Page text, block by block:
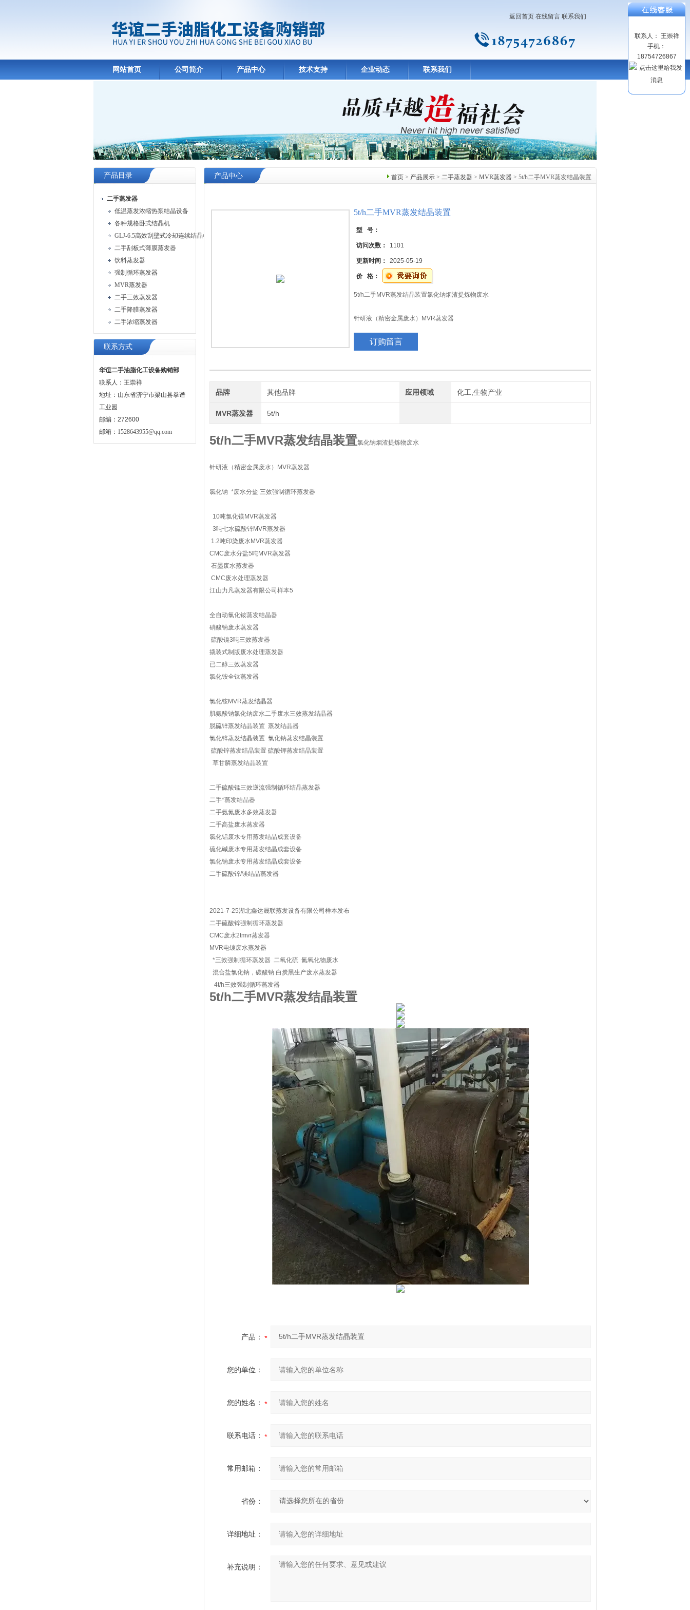
返回首页 在线留言 联系我们
网站首页 公司简介 产品中心 技术支持 企业动态 联系我们
产品目录
二手蒸发器
低温蒸发浓缩热泵结晶设备
各种规格卧式结晶机
GLJ-6.5高效刮壁式冷却连续结晶机
二手刮板式薄膜蒸发器
饮料蒸发器
强制循环蒸发器
MVR蒸发器
二手三效蒸发器
二手降膜蒸发器
二手浓缩蒸发器
联系方式
华谊二手油脂化工设备购销部
联系人：王崇祥
地址：山东省济宁市梁山县拳谱
工业园
邮编：272600
邮箱： 1528643955@qq.com
首页 > 产品展示 > 二手蒸发器 > MVR蒸发器 > 5t/h二手MVR蒸发结晶装置
产品中心
5t/h二手MVR蒸发结晶装置
型 号：
访问次数： 1101
更新时间： 2025-05-19
价 格：
5t/h二手MVR蒸发结晶装置氯化钠烟渣提炼物废水
针研液（精密金属废水）MVR蒸发器
氯化钠 *废水分盐 三效强制循环蒸发器
订购留言
品牌 其他品牌 应用领域 化工,生物产业
MVR蒸发器 5t/h
5t/h二手MVR蒸发结晶装置氯化钠烟渣提炼物废水
针研液（精密金属废水）MVR蒸发器
氯化钠 *废水分盐 三效强制循环蒸发器
10吨氯化镁MVR蒸发器
3吨七水硫酸锌MVR蒸发器
1.2吨印染废水MVR蒸发器
CMC废水分盐5吨MVR蒸发器
石墨废水蒸发器
CMC废水处理蒸发器
江山力凡蒸发器有限公司样本5
全自动氯化铵蒸发结晶器
硝酸钠废水蒸发器
硫酸镍3吨三效蒸发器
撬装式制版废水处理蒸发器
已二醇三效蒸发器
氯化铵全钛蒸发器
氯化铵MVR蒸发结晶器
肌氨酸钠氯化钠废水二手废水三效蒸发结晶器
脱硫锌蒸发结晶装置 蒸发结晶器
氯化锌蒸发结晶装置 氯化钠蒸发结晶装置
硫酸锌蒸发结晶装置 硫酸钾蒸发结晶装置
草甘膦蒸发结晶装置
二手硫酸锰三效逆流强制循环结晶蒸发器
二手*蒸发结晶器
二手氨氮废水多效蒸发器
二手高盐废水蒸发器
氯化铝废水专用蒸发结晶成套设备
硫化碱废水专用蒸发结晶成套设备
氯化钠废水专用蒸发结晶成套设备
二手硫酸锌/镁结晶蒸发器
2021-7-25湖北鑫达晟联蒸发设备有限公司样本发布
二手硫酸锌强制循环蒸发器
CMC废水2tmvr蒸发器
MVR电镀废水蒸发器
*三效强制循环蒸发器 二氧化硫 氮氧化物废水
混合盐氯化钠，碳酸钠 白炭黑生产废水蒸发器
4t/h三效强制循环蒸发器
5t/h二手MVR蒸发结晶装置
产品：
您的单位：
您的姓名：
联系电话：
常用邮箱：
省份：
详细地址：
补充说明：
联系人： 王崇祥
手机：
18754726867